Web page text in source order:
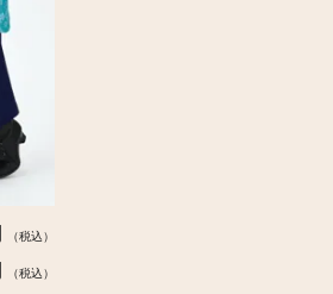
（税込）
（税込）